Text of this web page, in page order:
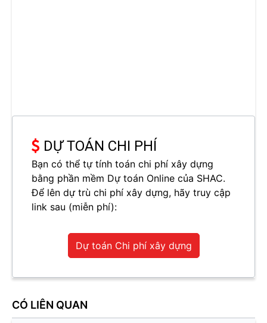
DỰ TOÁN CHI PHÍ
Bạn có thể tự tính toán chi phí xây dựng
bằng phần mềm Dự toán Online của SHAC.
Để lên dự trù chi phí xây dựng, hãy truy cập
link sau (miễn phí):
Dự toán Chi phí xây dựng
CÓ LIÊN QUAN